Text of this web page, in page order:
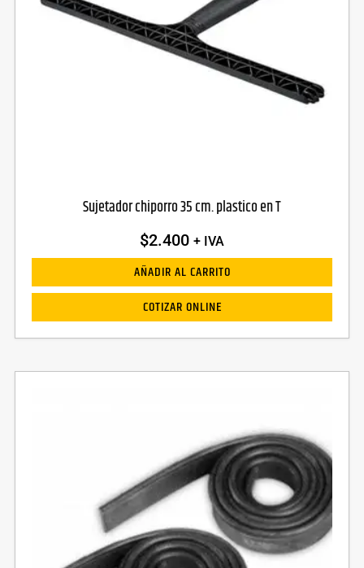
Sujetador chiporro 35 cm. plastico en T
$2.400 + IVA
AÑADIR AL CARRITO
COTIZAR ONLINE